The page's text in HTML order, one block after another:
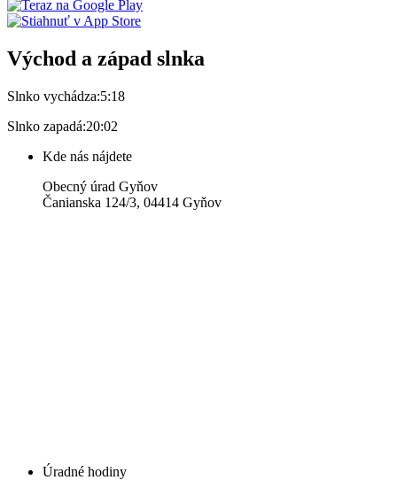
Východ a západ slnka
Slnko vychádza:5:18
Slnko zapadá:20:02
Kde nás nájdete
Obecný úrad Gyňov
Čanianska 124/3, 04414 Gyňov
Úradné hodiny